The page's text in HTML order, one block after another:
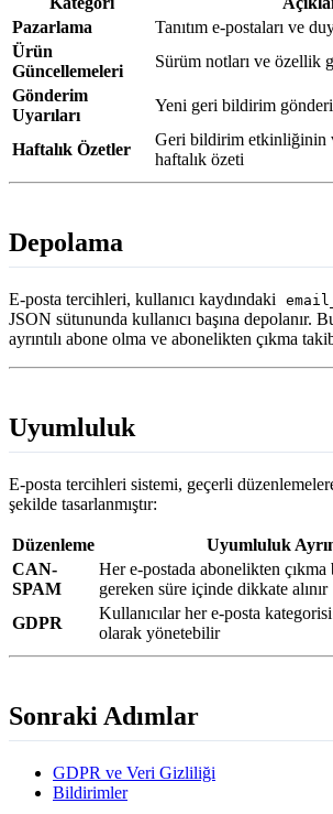
Pazarlama
Tanıtım e-postaları ve
Ürün
Güncellemeleri
Sürüm notları ve özellik
Gönderim
Uyarıları
Yeni geri bildirim
Haftalık Özetler
Geri bildirim etkinliğinin
haftalık özeti
Depolama
E-posta tercihleri, kullanıcı kaydındaki
JSON sütununda kullanıcı başına depolanır.
ayrıntılı abone olma ve abonelikten çıkma
Uyumluluk
E-posta tercihleri sistemi, geçerli
şekilde tasarlanmıştır:
Düzenleme
Uyumluluk
CAN-
SPAM
Her e-postada abonelikten çıkma
gereken süre içinde dikkate alınır
GDPR
Kullanıcılar her e-posta
olarak yönetebilir
Sonraki Adımlar
GDPR ve Veri Gizliliği
Bildirimler